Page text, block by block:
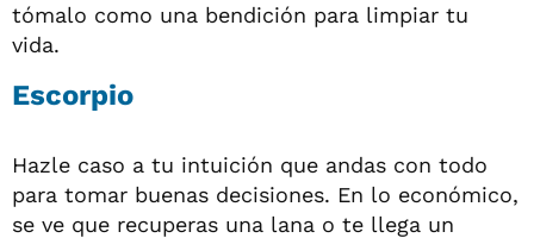
tómalo como una bendición para limpiar tu
vida.
Escorpio
Hazle caso a tu intuición que andas con todo
para tomar buenas decisiones. En lo económico,
se ve que recuperas una lana o te llega un